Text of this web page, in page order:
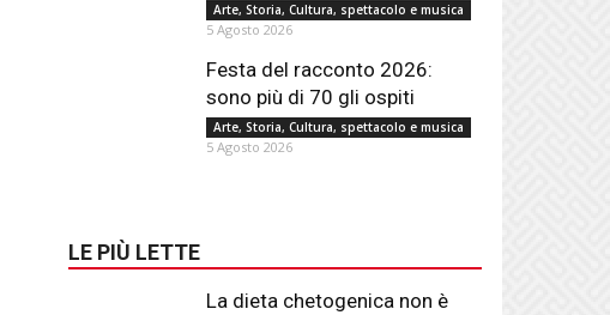
Arte, Storia, Cultura, spettacolo e musica
5 Agosto 2026
Festa del racconto 2026:
sono più di 70 gli ospiti
Arte, Storia, Cultura, spettacolo e musica
5 Agosto 2026
LE PIÙ LETTE
La dieta chetogenica non è